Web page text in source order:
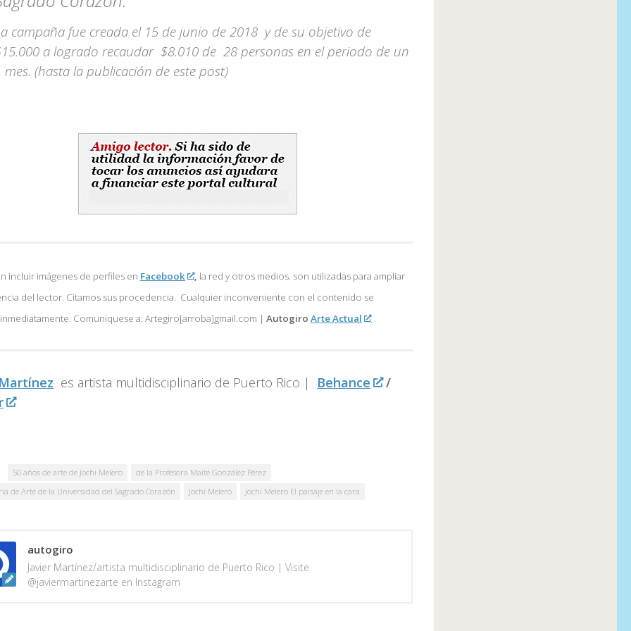
campaña fue creada el 15 de junio de 2018 y de su objetivo de
a logrado recaudar $8.010 de 28 personas en el periodo de un
mes. (hasta la publicación de este post)
incluir imágenes de perfiles en Facebook , la red y otros medios. son utilizadas para ampliar
del lector. Citamos sus procedencia. Cualquier inconveniente con el contenido se
Comuniquese a: Artegiro[arroba]gmail.com | Autogiro Arte Actual
es artista multidisciplinario de Puerto Rico | Behance
/
50 años de arte de Jochi Melero
de la Profesora Maité González Pérez
de Arte de la Universidad del Sagrado Corazón
Jochi Melero Jochi Melero El paisaje en la cara
autogiro
Javier Martínez/artista multidisciplinario de Puerto Rico | Visite
@javiermartinezarte en Instagram